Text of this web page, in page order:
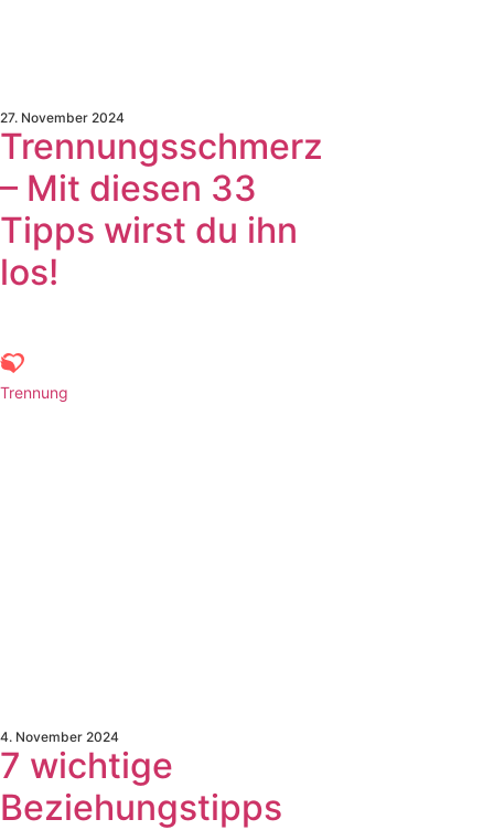
27. November 2024
Trennungsschmerz
– Mit diesen 33
Tipps wirst du ihn
los!
Trennung
4. November 2024
7 wichtige
Beziehungstipps